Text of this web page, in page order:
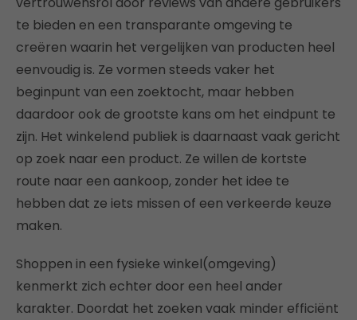
te bieden en een transparante omgeving te
creëren waarin het vergelijken van producten heel
eenvoudig is. Ze vormen steeds vaker het
beginpunt van een zoektocht, maar hebben
daardoor ook de grootste kans om het eindpunt te
zijn. Het winkelend publiek is daarnaast vaak gericht
op zoek naar een product. Ze willen de kortste
route naar een aankoop, zonder het idee te
hebben dat ze iets missen of een verkeerde keuze
maken.
Shoppen in een fysieke winkel(omgeving)
kenmerkt zich echter door een heel ander
karakter. Doordat het zoeken vaak minder efficiënt